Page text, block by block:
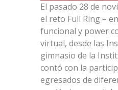
El pasado 28 de
el reto Full Ring –
funcional y power
virtual, desde las
gimnasio de la
contó con la
egresados de